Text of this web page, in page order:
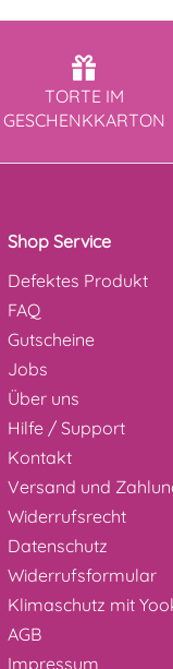
TORTE IM
GESCHENKKARTON
Shop Service
Defektes Produkt
FAQ
Gutscheine
Jobs
Über uns
Hilfe / Support
Kontakt
Versand und
Widerrufsrecht
Datenschutz
Widerrufsformular
Klimaschutz mit
AGB
Impressum